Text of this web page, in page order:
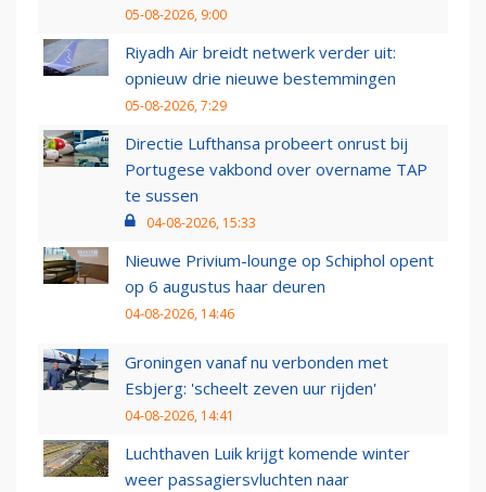
05-08-2026, 9:00
Riyadh Air breidt netwerk verder uit:
opnieuw drie nieuwe bestemmingen
05-08-2026, 7:29
Directie Lufthansa probeert onrust bij
Portugese vakbond over overname TAP
te sussen
04-08-2026, 15:33
Nieuwe Privium-lounge op Schiphol opent
op 6 augustus haar deuren
04-08-2026, 14:46
Groningen vanaf nu verbonden met
Esbjerg: 'scheelt zeven uur rijden'
04-08-2026, 14:41
Luchthaven Luik krijgt komende winter
weer passagiersvluchten naar